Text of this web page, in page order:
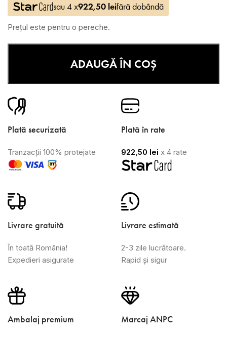
sau 4 x922,50 leifără dobândă
Prețul este pentru o pereche.
ADAUGĂ ÎN COȘ
Plată securizată
Tranzacții 100% protejate
Plată în rate
922,50 lei x 4 rate
Livrare gratuită
În toată România!
Expedieri asigurate
Livrare estimată
2-3 zile lucrătoare.
Rapid și sigur
Ambalaj premium Marcaj ANPC